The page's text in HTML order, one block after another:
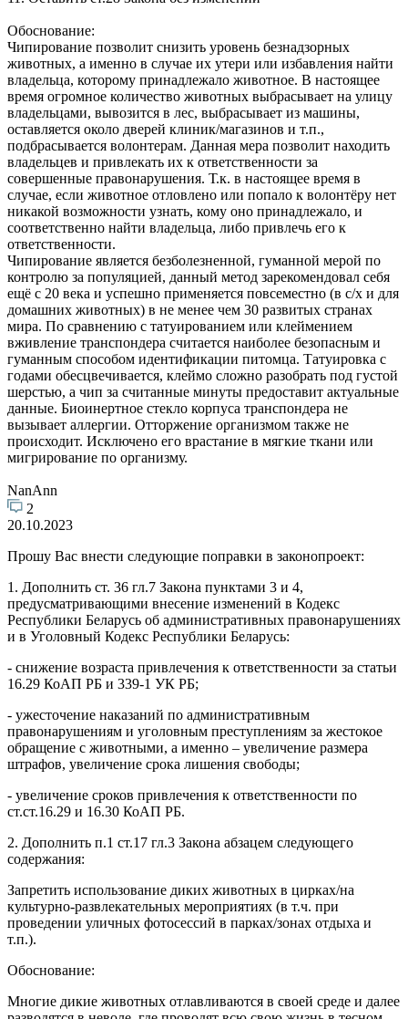
Обоснование:
Чипирование позволит снизить уровень безнадзорных
животных, а именно в случае их утери или избавления найти
владельца, которому принадлежало животное. В настоящее
время огромное количество животных выбрасывает на улицу
владельцами, вывозится в лес, выбрасывает из машины,
оставляется около дверей клиник/магазинов и т.п.,
подбрасывается волонтерам. Данная мера позволит находить
владельцев и привлекать их к ответственности за
совершенные правонарушения. Т.к. в настоящее время в
случае, если животное отловлено или попало к волонтёру нет
никакой возможности узнать, кому оно принадлежало, и
соответственно найти владельца, либо привлечь его к
ответственности.
Чипирование является безболезненной, гуманной мерой по
контролю за популяцией, данный метод зарекомендовал себя
ещё с 20 века и успешно применяется повсеместно (в с/х и для
домашних животных) в не менее чем 30 развитых странах
мира. По сравнению с татуированием или клеймением
вживление транспондера считается наиболее безопасным и
гуманным способом идентификации питомца. Татуировка с
годами обесцвечивается, клеймо сложно разобрать под густой
шерстью, а чип за считанные минуты предоставит актуальные
данные. Биоинертное стекло корпуса транспондера не
вызывает аллергии. Отторжение организмом также не
происходит. Исключено его врастание в мягкие ткани или
мигрирование по организму.
NanAnn
2
20.10.2023
Прошу Вас внести следующие поправки в законопроект:
1. Дополнить ст. 36 гл.7 Закона пунктами 3 и 4,
предусматривающими внесение изменений в Кодекс
Республики Беларусь об административных правонарушениях
и в Уголовный Кодекс Республики Беларусь:
- снижение возраста привлечения к ответственности за статьи
16.29 КоАП РБ и 339-1 УК РБ;
- ужесточение наказаний по административным
правонарушениям и уголовным преступлениям за жестокое
обращение с животными, а именно – увеличение размера
штрафов, увеличение срока лишения свободы;
- увеличение сроков привлечения к ответственности по
ст.ст.16.29 и 16.30 КоАП РБ.
2. Дополнить п.1 ст.17 гл.3 Закона абзацем следующего
содержания:
Запретить использование диких животных в цирках/на
культурно-развлекательных мероприятиях (в т.ч. при
проведении уличных фотосессий в парках/зонах отдыха и
т.п.).
Обоснование:
Многие дикие животных отлавливаются в своей среде и далее